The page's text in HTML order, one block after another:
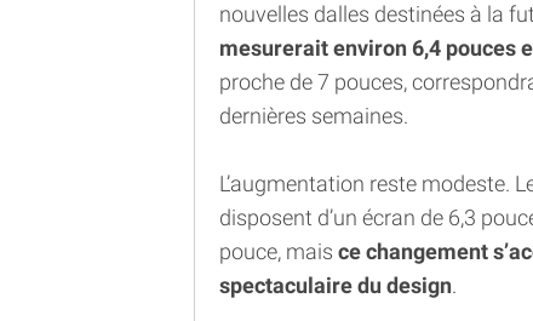
nouvelles dalles destinées à la
mesurerait environ 6,4 pouces
proche de 7 pouces,
dernières semaines.
L’augmentation reste modeste.
disposent d’un écran de 6,3
pouce, mais ce changement
spectaculaire du design.